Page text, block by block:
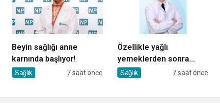
Beyin sağlığı anne
karnında başlıyor!
Sağlık 7 saat önce
Özellikle yağlı
yemeklerden sonra
başlıyorsa, gecikmeyin
Sağlık 7 saat önce